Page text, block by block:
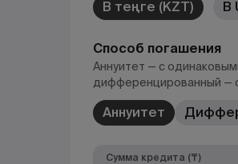
В теңге (KZT) В
Способ погашения
Аннуитет — с
дифференцированный —
Аннуитет
Сумма кредита (₸)